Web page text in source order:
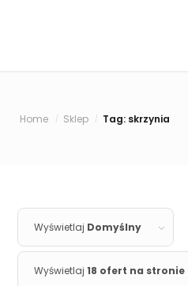
Home / Sklep / Tag: skrzynia
Wyświetlaj Domyślny
Wyświetlaj18 ofert na stronie